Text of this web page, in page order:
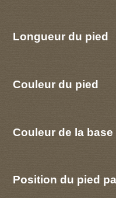
Longueur du pied
Couleur du pied
Couleur de la
Position du pied